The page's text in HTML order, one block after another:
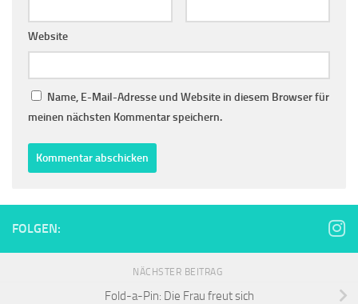
Website
Name, E-Mail-Adresse und Website in diesem Browser für
meinen nächsten Kommentar speichern.
FOLGEN:
NÄCHSTER BEITRAG
Fold-a-Pin: Die Frau freut sich